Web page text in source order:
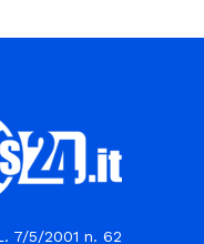
7/5/2001 n. 62